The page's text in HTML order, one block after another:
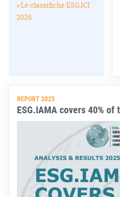
» Le classifiche ESG.ICI
2026
REPORT 2025
ESG.IAMA covers 40%